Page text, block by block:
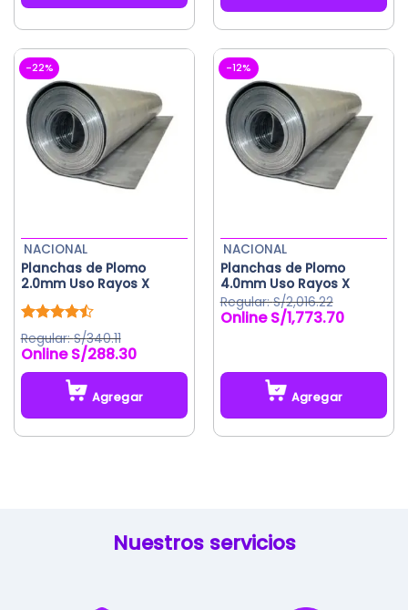
tiene
múltiples
variantes.
Las
opciones
se
pueden
página
de
producto
-22%
Planchas de Plomo
2.0mm Uso Rayos X
Valorado
con4.50
de 5
NACIONAL
S/340.11
S/288.30
Agregar
-12%
Planchas de Plomo
4.0mm Uso Rayos X
NACIONAL
S/2,016.22
El
S/2,016.22.
S/1,773.70El
S/1,773.70.
Agregar
Nuestros servicios